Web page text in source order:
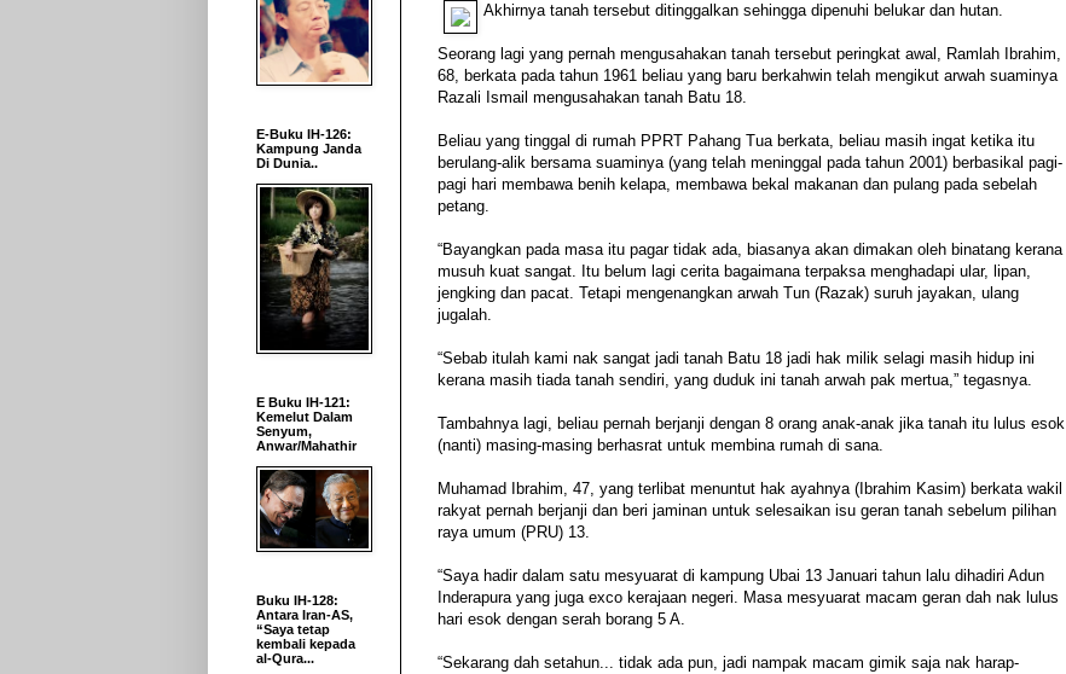
Akhirnya tanah tersebut ditinggalkan sehingga dipenuhi belukar dan hutan.
Seorang lagi yang pernah mengusahakan tanah tersebut peringkat awal, Ramlah Ibrahim,
68, berkata pada tahun 1961 beliau yang baru berkahwin telah mengikut arwah suaminya
Razali Ismail mengusahakan tanah Batu 18.
Beliau yang tinggal di rumah PPRT Pahang Tua berkata, beliau masih ingat ketika itu
berulang-alik bersama suaminya (yang telah meninggal pada tahun 2001) berbasikal pagi-
pagi hari membawa benih kelapa, membawa bekal makanan dan pulang pada sebelah
petang.
“Bayangkan pada masa itu pagar tidak ada, biasanya akan dimakan oleh binatang kerana
musuh kuat sangat. Itu belum lagi cerita bagaimana terpaksa menghadapi ular, lipan,
jengking dan pacat. Tetapi mengenangkan arwah Tun (Razak) suruh jayakan, ulang
jugalah.
“Sebab itulah kami nak sangat jadi tanah Batu 18 jadi hak milik selagi masih hidup ini
kerana masih tiada tanah sendiri, yang duduk ini tanah arwah pak mertua,” tegasnya.
Tambahnya lagi, beliau pernah berjanji dengan 8 orang anak-anak jika tanah itu lulus esok
(nanti) masing-masing berhasrat untuk membina rumah di sana.
Muhamad Ibrahim, 47, yang terlibat menuntut hak ayahnya (Ibrahim Kasim) berkata wakil
rakyat pernah berjanji dan beri jaminan untuk selesaikan isu geran tanah sebelum pilihan
raya umum (PRU) 13.
“Saya hadir dalam satu mesyuarat di kampung Ubai 13 Januari tahun lalu dihadiri Adun
Inderapura yang juga exco kerajaan negeri. Masa mesyuarat macam geran dah nak lulus
hari esok dengan serah borang 5 A.
“Sekarang dah setahun... tidak ada pun, jadi nampak macam gimik saja nak harap-
E-Buku IH-126:
Kampung Janda
Di Dunia..
E Buku IH-121:
Kemelut Dalam
Senyum,
Anwar/Mahathir
Buku IH-128:
Antara Iran-AS,
“Saya tetap
kembali kepada
al-Qura...